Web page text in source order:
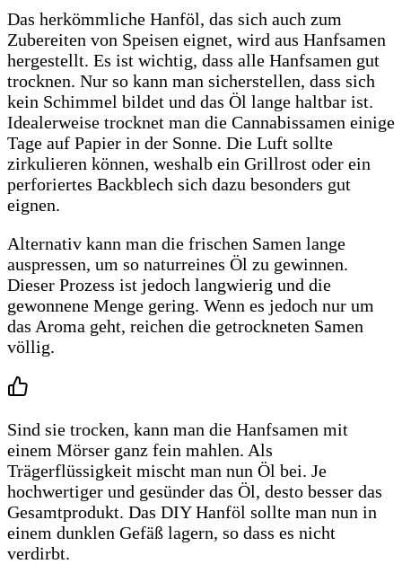
Das herkömmliche Hanföl, das sich auch zum
Zubereiten von Speisen eignet, wird aus Hanfsamen
hergestellt. Es ist wichtig, dass alle Hanfsamen gut
trocknen. Nur so kann man sicherstellen, dass sich
kein Schimmel bildet und das Öl lange haltbar ist.
Idealerweise trocknet man die Cannabissamen einige
Tage auf Papier in der Sonne. Die Luft sollte
zirkulieren können, weshalb ein Grillrost oder ein
perforiertes Backblech sich dazu besonders gut
eignen.
Alternativ kann man die frischen Samen lange
auspressen, um so naturreines Öl zu gewinnen.
Dieser Prozess ist jedoch langwierig und die
gewonnene Menge gering. Wenn es jedoch nur um
das Aroma geht, reichen die getrockneten Samen
völlig.
Sind sie trocken, kann man die Hanfsamen mit
einem Mörser ganz fein mahlen. Als
Trägerflüssigkeit mischt man nun Öl bei. Je
hochwertiger und gesünder das Öl, desto besser das
Gesamtprodukt. Das DIY Hanföl sollte man nun in
einem dunklen Gefäß lagern, so dass es nicht
verdirbt.